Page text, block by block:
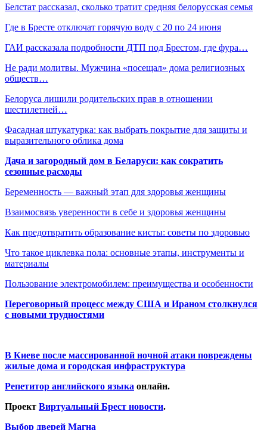
Белстат рассказал, сколько тратит средняя белорусская семья
Где в Бресте отключат горячую воду с 20 по 24 июня
ГАИ рассказала подробности ДТП под Брестом, где фура…
Не ради молитвы. Мужчина «посещал» дома религиозных
обществ…
Белоруса лишили родительских прав в отношении
шестилетней…
Фасадная штукатурка: как выбрать покрытие для защиты и
выразительного облика дома
Дача и загородный дом в Беларуси: как сократить
сезонные расходы
Беременность — важный этап для здоровья женщины
Взаимосвязь уверенности в себе и здоровья женщины
Как предотвратить образование кисты: советы по здоровью
Что такое циклевка пола: основные этапы, инструменты и
материалы
Пользование электромобилем: преимущества и особенности
Переговорный процесс между США и Ираном столкнулся
с новыми трудностями
В Киеве после массированной ночной атаки повреждены
жилые дома и городская инфраструктура
Репетитор английского языка онлайн.
Проект Виртуальный Брест новости.
Выбор дверей Магна